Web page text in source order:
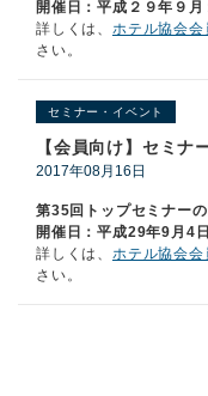
開催日：平成２９年９
詳しくは、 ホテル協会会
さい。
セミナー・イベント
【会員向け】セミナ
2017年08月16日
第35回トップセミナー
開催日：平成29年9月4
詳しくは、 ホテル協会会
さい。